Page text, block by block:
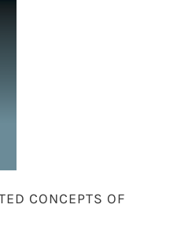
CONCEPTS OF